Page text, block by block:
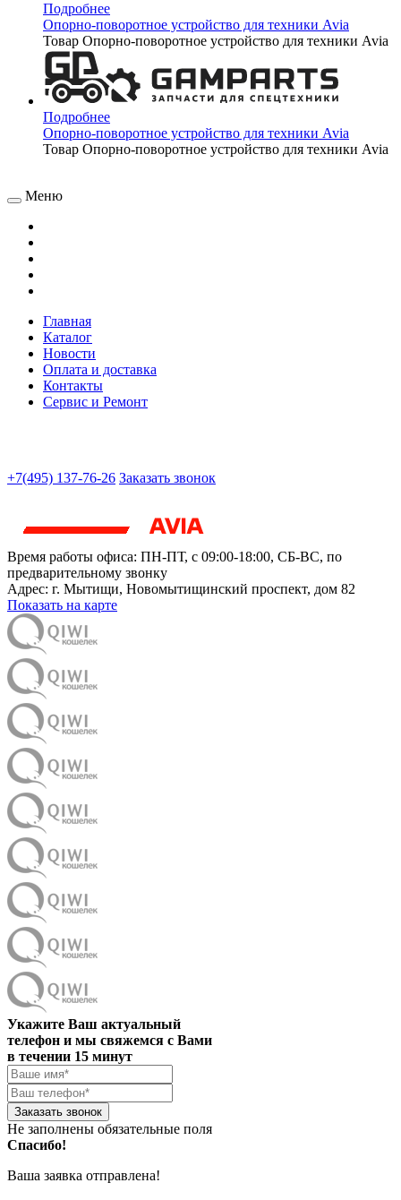
Подробнее
Опорно-поворотное устройство для техники Avia
Товар Опорно-поворотное устройство для техники Avia
Подробнее
Опорно-поворотное устройство для техники Avia
Товар Опорно-поворотное устройство для техники Avia
Меню
Главная
Каталог
Новости
Оплата и доставка
Контакты
Сервис и Ремонт
+7(495) 137-76-26 Заказать звонок
Время работы офиса: ПН-ПТ, с 09:00-18:00, СБ-ВС, по
предварительному звонку
Адрес: г. Мытищи, Новомытищинский проспект, дом 82
Показать на карте
Укажите Ваш актуальный
телефон и мы свяжемся с Вами
в течении 15 минут
Заказать звонок
Не заполнены обязательные поля
Спасибо!
Ваша заявка отправлена!